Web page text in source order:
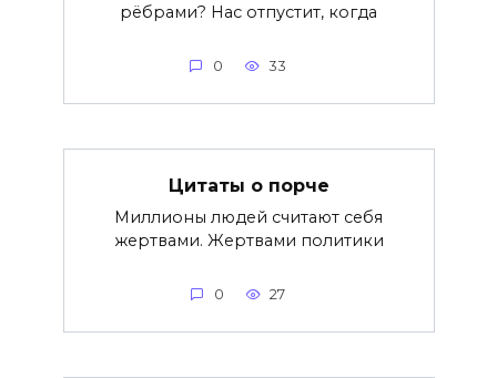
рёбрами? Нас отпустит, когда
0 33
Цитаты о порче
Миллионы людей считают себя
жертвами. Жертвами политики
0 27